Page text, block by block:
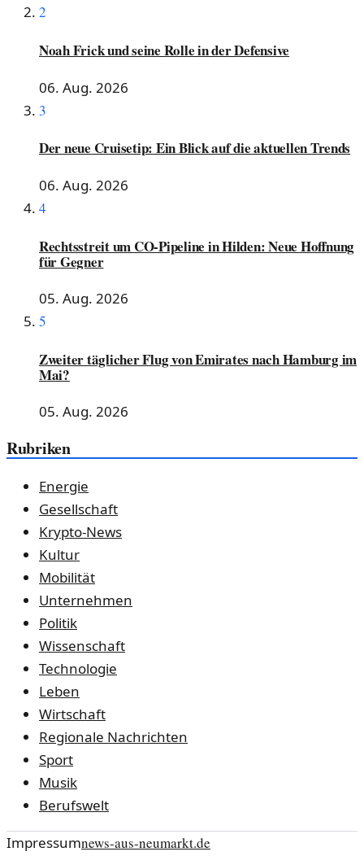
2
Noah Frick und seine Rolle in der Defensive
06. Aug. 2026
3
Der neue Cruisetip: Ein Blick auf die aktuellen Trends
06. Aug. 2026
4
Rechtsstreit um CO-Pipeline in Hilden: Neue Hoffnung
für Gegner
05. Aug. 2026
5
Zweiter täglicher Flug von Emirates nach Hamburg im
Mai?
05. Aug. 2026
Rubriken
Energie
Gesellschaft
Krypto-News
Kultur
Mobilität
Unternehmen
Politik
Wissenschaft
Technologie
Leben
Wirtschaft
Regionale Nachrichten
Sport
Musik
Berufswelt
Impressumnews-aus-neumarkt.de